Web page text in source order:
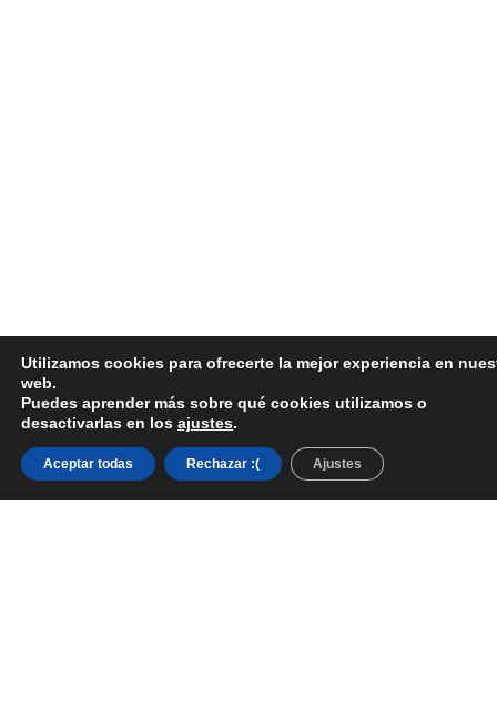
Utilizamos cookies para ofrecerte la mejor experiencia en
web.
Puedes aprender más sobre qué cookies utilizamos o
desactivarlas en los ajustes.
Aceptar todas Rechazar :( Ajustes